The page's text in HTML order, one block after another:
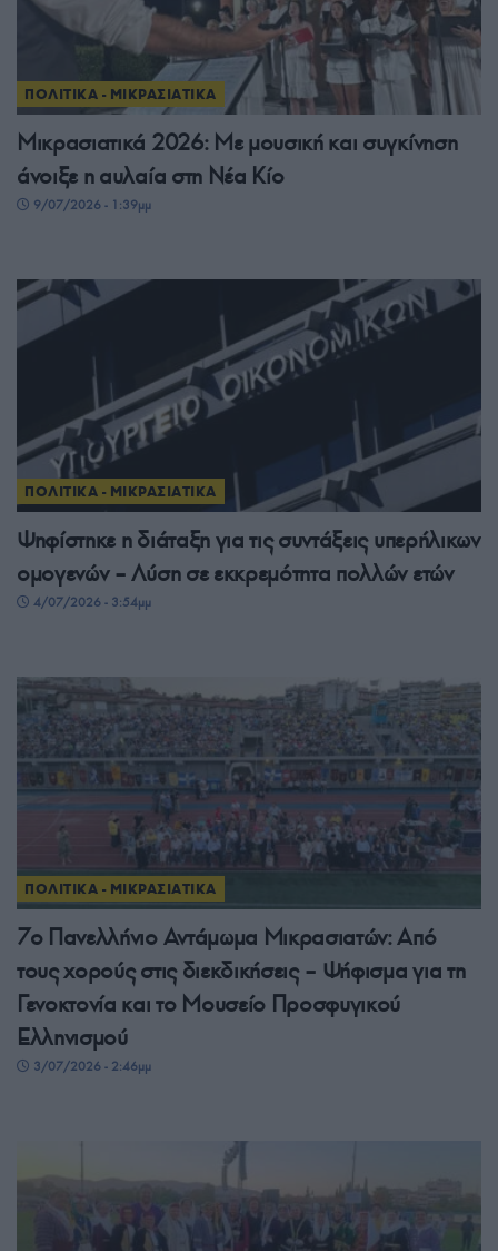
ΠΟΛΙΤΙΚΑ - ΜΙΚΡΑΣΙΑΤΙΚΑ
Μικρασιατικά 2026: Με μουσική και συγκίνηση
άνοιξε η αυλαία στη Νέα Κίο
9/07/2026 - 1:39μμ
ΠΟΛΙΤΙΚΑ - ΜΙΚΡΑΣΙΑΤΙΚΑ
Ψηφίστηκε η διάταξη για τις συντάξεις υπερήλικων
ομογενών – Λύση σε εκκρεμότητα πολλών ετών
4/07/2026 - 3:54μμ
ΠΟΛΙΤΙΚΑ - ΜΙΚΡΑΣΙΑΤΙΚΑ
7ο Πανελλήνιο Αντάμωμα Μικρασιατών: Από
τους χορούς στις διεκδικήσεις – Ψήφισμα για τη
Γενοκτονία και το Μουσείο Προσφυγικού
Ελληνισμού
3/07/2026 - 2:46μμ